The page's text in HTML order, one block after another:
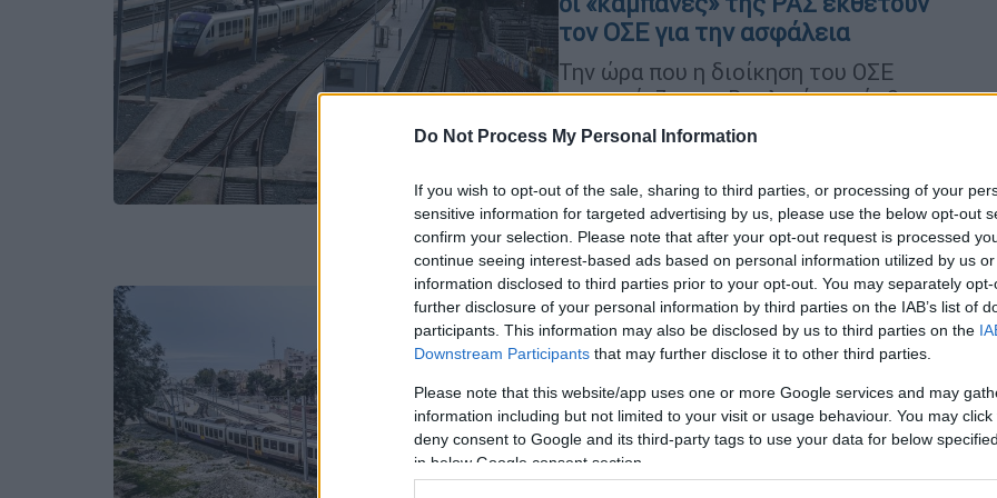
Do Not Process My Personal Information
If you wish to opt-out of the sale, sharing to third parties, or processing of your
sensitive information for targeted advertising by us, please use the below opt-out
confirm your selection. Please note that after your opt-out request is processed
continue seeing interest-based ads based on personal information utilized by us
information disclosed to third parties prior to your opt-out. You may separately
further disclosure of your personal information by third parties on the IAB’s list of
participants. This information may also be disclosed by us to third parties on the
Downstream Participants that may further disclose it to other third parties.
Please note that this website/app uses one or more Google services and may
information including but not limited to your visit or usage behaviour. You may
deny consent to Google and its third-party tags to use your data for below
in below Google consent section.
τον ΟΣΕ για την ασφάλεια
Την ώρα που η διοίκηση του ΟΣΕ
παρουσίαζε στη Βουλική τη σύμβαση-
μαμούθ με την Deutsche Bahn
διαβεβαιώνοντας για την ασφάλεια, η
Ρυθμιστική Αρχή επέβαλλε πρόστιμα
300.000 ευρώ για το συμβάν στη
Δουκίσσης Πλακεντίας
Ελλάδα|28.07.2026 12:03
Ο Προαστιακός Δυτικής Αττικής
έχασε το τρένο του Ταμείου
Ανάκαμψης - Συνεχίζεται με
πόρους από τον προϋπολογισμό
Το χρονοδιάγραμμα έχει πλέον